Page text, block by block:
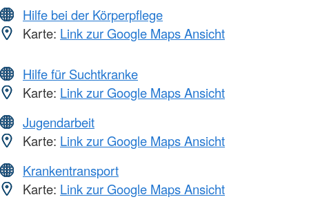
Hilfe bei der Körperpflege
Karte: Link zur Google Maps Ansicht
Hilfe für Suchtkranke
Karte: Link zur Google Maps Ansicht
Jugendarbeit
Karte: Link zur Google Maps Ansicht
Krankentransport
Karte: Link zur Google Maps Ansicht